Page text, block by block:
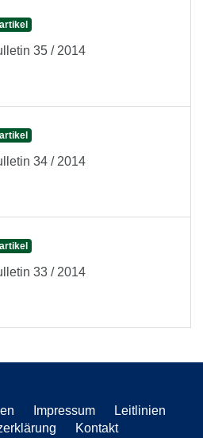
35 / 2014
34 / 2014
33 / 2014
Impressum
Leitlinien
Kontakt